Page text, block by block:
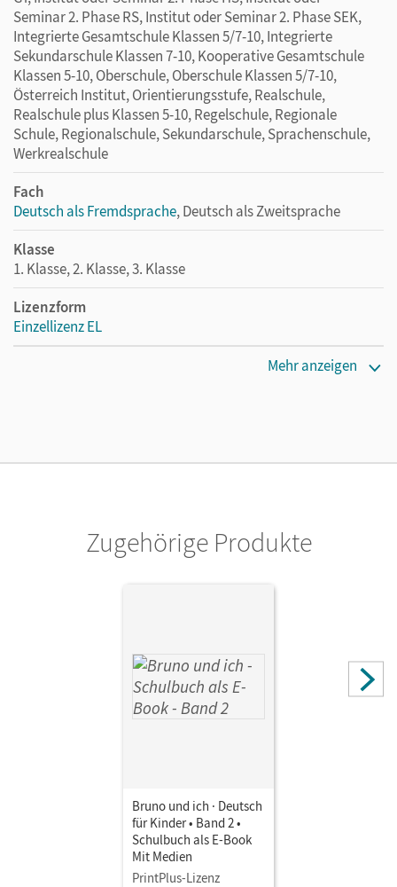
Seminar 2. Phase RS, Institut oder Seminar 2. Phase SEK,
Integrierte Gesamtschule Klassen 5/7-10, Integrierte
Sekundarschule Klassen 7-10, Kooperative Gesamtschule
Klassen 5-10, Oberschule, Oberschule Klassen 5/7-10,
Österreich Institut, Orientierungsstufe, Realschule,
Realschule plus Klassen 5-10, Regelschule, Regionale
Schule, Regionalschule, Sekundarschule, Sprachenschule,
Werkrealschule
Fach
Deutsch als Fremdsprache, Deutsch als Zweitsprache
Klasse
1. Klasse, 2. Klasse, 3. Klasse
Lizenzform
Einzellizenz EL
Mehr anzeigen
Zugehörige Produkte
Bruno und ich · Deutsch
für Kinder • Band 2 •
Schulbuch als E-Book
Mit Medien
PrintPlus-Lizenz